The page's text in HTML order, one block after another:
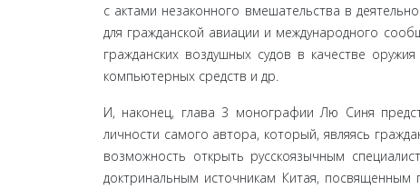
с актами незаконного вмеша­тельства в
для гражданской авиации и меж­дународного
гражданских воздушных судов в качестве
компьютерных средств и др.
И, наконец, глава 3 монографии Лю Синя
личности самого автора, который, являясь
возможность открыть русскоязычным
доктринальным источникам Китая,